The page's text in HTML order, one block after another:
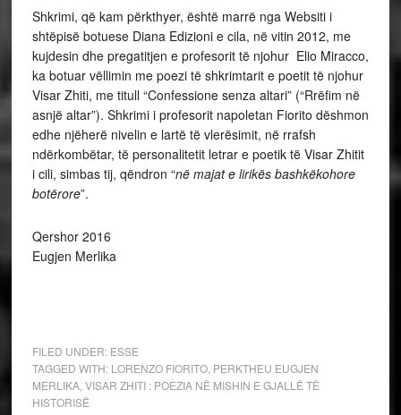
Shkrimi, që kam përkthyer, është marrë nga Websiti i
shtëpisë botuese Diana Edizioni e cila, në vitin 2012, me
kujdesin dhe pregatitjen e profesorit të njohur Elio Miracco,
ka botuar vëllimin me poezi të shkrimtarit e poetit të njohur
Visar Zhiti, me titull “Confessione senza altari” (“Rrëfim në
asnjë altar”). Shkrimi i profesorit napoletan Fiorito dëshmon
edhe njëherë nivelin e lartë të vlerësimit, në rrafsh
ndërkombëtar, të personalitetit letrar e poetik të Visar Zhitit
i cili, simbas tij, qëndron “në majat e lirikës bashkëkohore
botërore”.
Qershor 2016
Eugjen Merlika
FILED UNDER: ESSE
TAGGED WITH: LORENZO FIORITO, PERKTHEU EUGJEN
MERLIKA, VISAR ZHITI : POEZIA NË MISHIN E GJALLË TË
HISTORISË